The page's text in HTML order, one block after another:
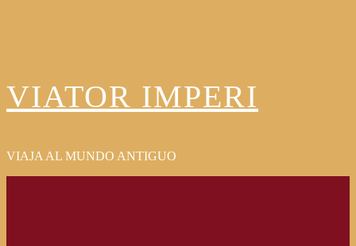
VIATOR IMPERI
VIAJA AL MUNDO ANTIGUO